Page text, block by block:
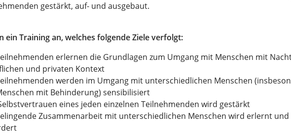
gestärkt, auf- und ausgebaut.
ein Training an, welches folgende Ziele verfolgt:
erlernen die Grundlagen zum Umgang mit Menschen mit
und privaten Kontext
werden im Umgang mit unterschiedlichen Menschen
mit Behinderung) sensibilisiert
eines jeden einzelnen Teilnehmenden wird gestärkt
Zusammenarbeit mit unterschiedlichen Menschen wird erlernt und